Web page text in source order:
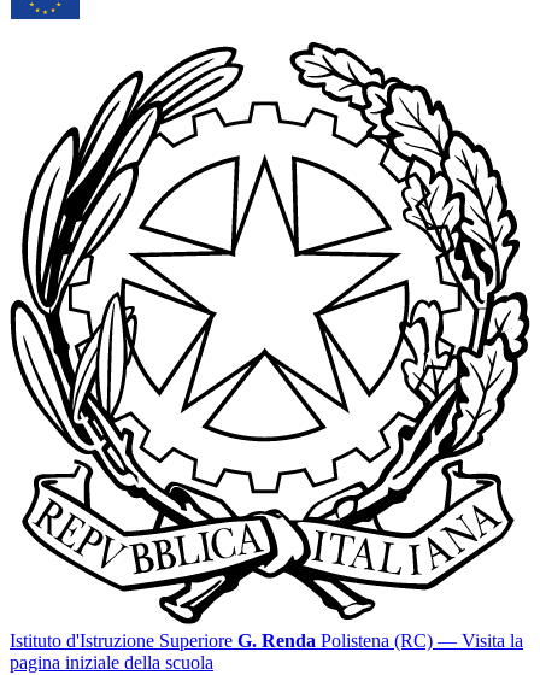
Istituto d'Istruzione Superiore G. Renda Polistena (RC) — Visita la
pagina iniziale della scuola